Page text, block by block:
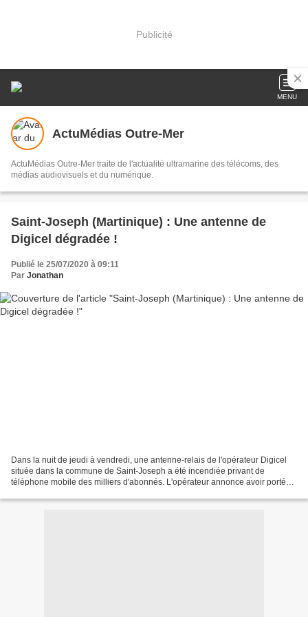
Publicité
MENU
ActuMédias Outre-Mer
ActuMédias Outre-Mer traite de l'actualité ultramarine des télécoms, des
médias audiovisuels et du numérique.
Saint-Joseph (Martinique) : Une antenne de
Digicel dégradée !
Publié le 25/07/2020 à 09:11
Par Jonathan
Dans la nuit de jeudi à vendredi, une antenne-relais de l'opérateur Digicel
située dans la commune de Saint-Joseph a été incendiée privant de
téléphone mobile des milliers d'abonnés. L'opérateur annonce avoir porté